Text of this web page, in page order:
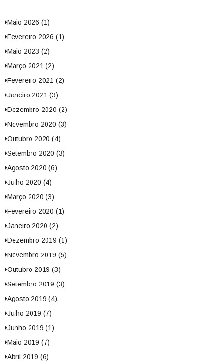
Maio 2026 (1)
Fevereiro 2026 (1)
Maio 2023 (2)
Março 2021 (2)
Fevereiro 2021 (2)
Janeiro 2021 (3)
Dezembro 2020 (2)
Novembro 2020 (3)
Outubro 2020 (4)
Setembro 2020 (3)
Agosto 2020 (6)
Julho 2020 (4)
Março 2020 (3)
Fevereiro 2020 (1)
Janeiro 2020 (2)
Dezembro 2019 (1)
Novembro 2019 (5)
Outubro 2019 (3)
Setembro 2019 (3)
Agosto 2019 (4)
Julho 2019 (7)
Junho 2019 (1)
Maio 2019 (7)
Abril 2019 (6)